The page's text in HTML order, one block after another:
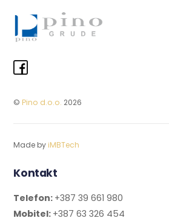
© Pino d.o.o. 2026
Made by iMBTech
Kontakt
Telefon: +387 39 661 980
Mobitel: +387 63 326 454